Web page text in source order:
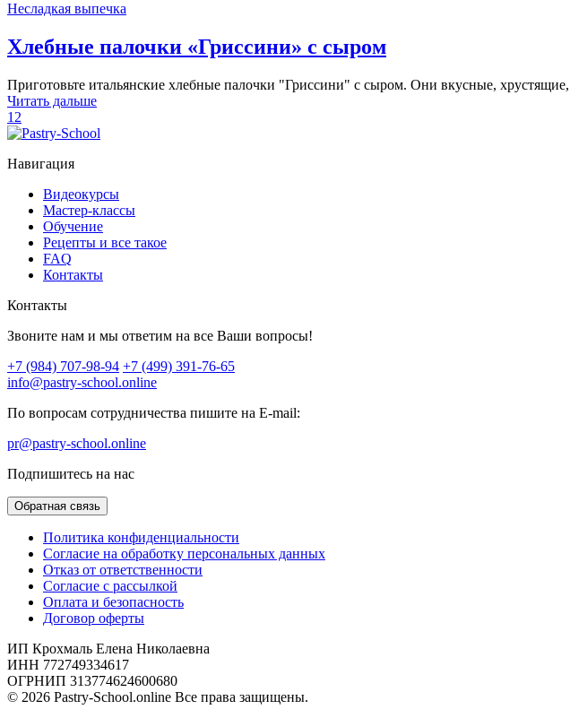
Несладкая выпечка
Хлебные палочки «Гриссини» с сыром
Приготовьте итальянские хлебные палочки "Гриссини" с сыром. Они вкусные,
Читать дальше
12
Навигация
Видеокурсы
Мастер-классы
Обучение
Рецепты и все такое
FAQ
Контакты
Контакты
Звоните нам и мы ответим на все Ваши вопросы!
+7 (984) 707-98-94 +7 (499) 391-76-65
info@pastry-school.online
По вопросам сотрудничества пишите на E-mail:
pr@pastry-school.online
Подпишитесь на нас
Обратная связь
Политика конфиденциальности
Согласие на обработку персональных данных
Отказ от ответственности
Согласие с рассылкой
Оплата и безопасность
Договор оферты
ИП Крохмаль Елена Николаевна
ИНН 772749334617
ОГРНИП 313774624600680
© 2026 Pastry-School.online Все права защищены.